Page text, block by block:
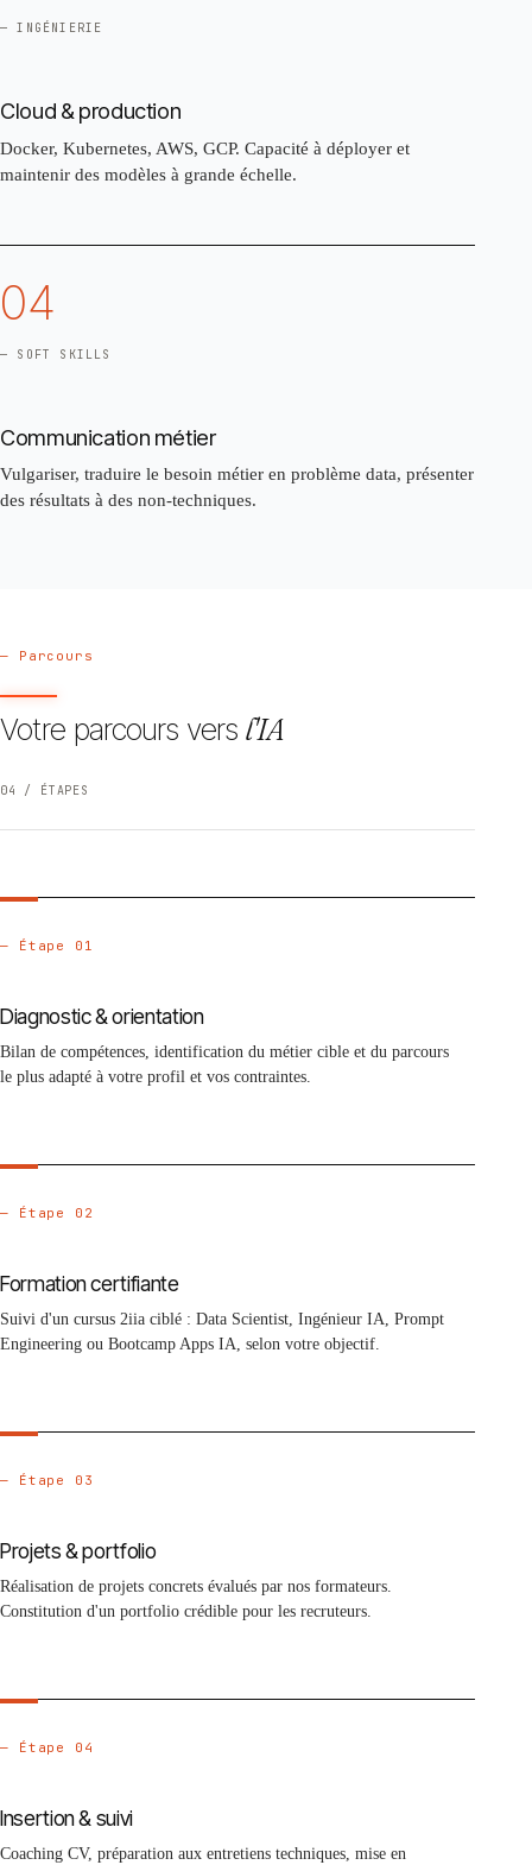
— INGÉNIERIE
Cloud & production
Docker, Kubernetes, AWS, GCP. Capacité à déployer et
maintenir des modèles à grande échelle.
04
— SOFT SKILLS
Communication métier
Vulgariser, traduire le besoin métier en problème data, présenter
des résultats à des non-techniques.
— Parcours
Votre parcours vers l'IA
04 / ÉTAPES
— Étape 01
Diagnostic & orientation
Bilan de compétences, identification du métier cible et du parcours
le plus adapté à votre profil et vos contraintes.
— Étape 02
Formation certifiante
Suivi d'un cursus 2iia ciblé : Data Scientist, Ingénieur IA, Prompt
Engineering ou Bootcamp Apps IA, selon votre objectif.
— Étape 03
Projets & portfolio
Réalisation de projets concrets évalués par nos formateurs.
Constitution d'un portfolio crédible pour les recruteurs.
— Étape 04
Insertion & suivi
Coaching CV, préparation aux entretiens techniques, mise en